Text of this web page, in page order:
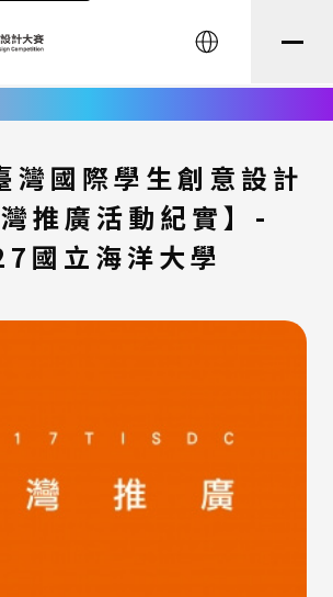
English
灣國際學生創意設計
推廣活動紀實】-
國立海洋大學